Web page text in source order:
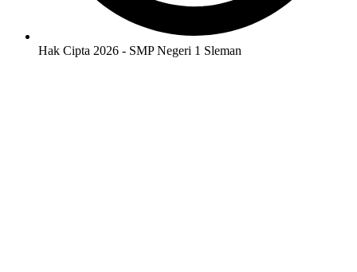
Hak Cipta 2026 - SMP Negeri 1 Sleman